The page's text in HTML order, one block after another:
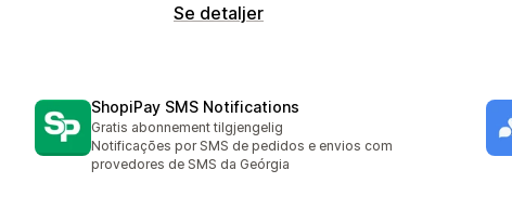
Se detaljer
ShopiPay SMS Notifications
Gratis abonnement tilgjengelig
Notificações por SMS de pedidos e envios com
provedores de SMS da Geórgia